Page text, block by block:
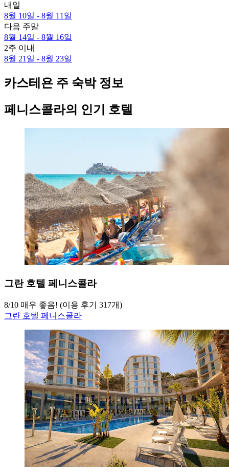
내일
8월 10일 - 8월 11일
다음 주말
8월 14일 - 8월 16일
2주 이내
8월 21일 - 8월 23일
카스테욘 주 숙박 정보
페니스콜라의 인기 호텔
그란 호텔 페니스콜라
8/10 매우 좋음! (이용 후기 317개)
그란 호텔 페니스콜라